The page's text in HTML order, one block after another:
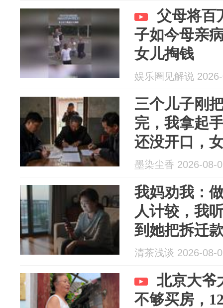
父母将百
子如今母亲
女儿掏钱
娱乐圈见解说
三个儿子刚
完，我拿起
还没开口，
老院选好了
墨染尘香 2026-08-
我妈劝我：
人计较，我
到她把拆迁
白自己有多
清茶浅谈 2026-08-
北京大爷
不够买房，